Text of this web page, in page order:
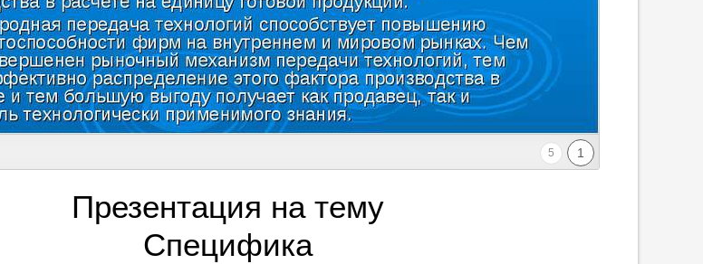
1
5
Презентация на тему
Специфика